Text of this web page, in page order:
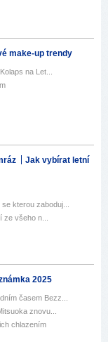
make-up trendy
na Let...
Jak vybírat letní
kterou zaboduj...
všeho n...
2025
časem Bezz...
znovu...
chlazením